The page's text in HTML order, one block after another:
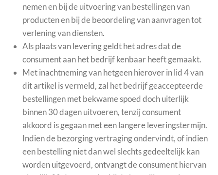
nemen en bij de uitvoering van bestellingen van
producten en bij de beoordeling van aanvragen tot
verlening van diensten.
Als plaats van levering geldt het adres dat de
consument aan het bedrijf kenbaar heeft gemaakt.
Met inachtneming van hetgeen hierover in lid 4 van
dit artikel is vermeld, zal het bedrijf geaccepteerde
bestellingen met bekwame spoed doch uiterlijk
binnen 30 dagen uitvoeren, tenzij consument
akkoord is gegaan met een langere leveringstermijn.
Indien de bezorging vertraging ondervindt, of indien
een bestelling niet dan wel slechts gedeeltelijk kan
worden uitgevoerd, ontvangt de consument hiervan